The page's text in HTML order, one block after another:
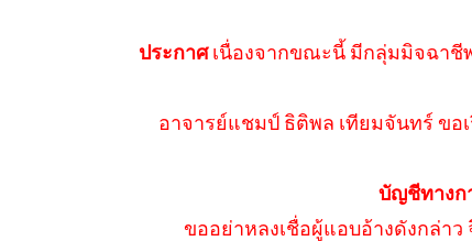
ประกาศเนื่องจากขณะนี้ มีกลุ่มมิจฉาชี
อาจารย์แชมป์ ธิติพล เทียมจันทร์ ขอ
บัญชีทางก
ขออย่าหลงเชื่อผู้แอบอ้างดังกล่า